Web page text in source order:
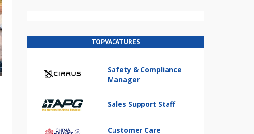
TOPVACATURES
Safety & Compliance
Manager
Sales Support Staff
Customer Care